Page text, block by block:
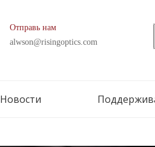
Отправь нам
alwson@risingoptics.com
Новости